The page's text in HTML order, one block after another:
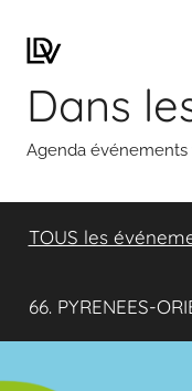
Dans
Agenda
TOUS les
66. PYRENEES-